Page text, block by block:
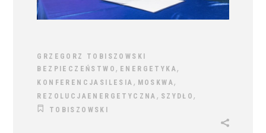
GRZEGORZ TOBISZOWSKI
BEZPIECZEŃSTWO, ENERGETYKA,
KONFERENCJASILESIA , MOSKWA,
REZOLUCJAENERGETYCZNA , SZYDŁO,
TOBISZOWSKI